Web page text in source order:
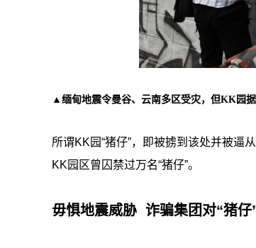
▲缅甸地震令曼谷、云南多区受灾，但KK园
所谓KK园“猪仔”，即被掳到该处并被逼
KK园区曾囚禁过万名“猪仔”。
毋惧地震威胁 诈骗集团对“猪仔